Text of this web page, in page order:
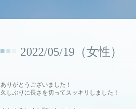
2022/05/19（女性）
ありがとうございました！
久しぶりに長さを切ってスッキリしました！